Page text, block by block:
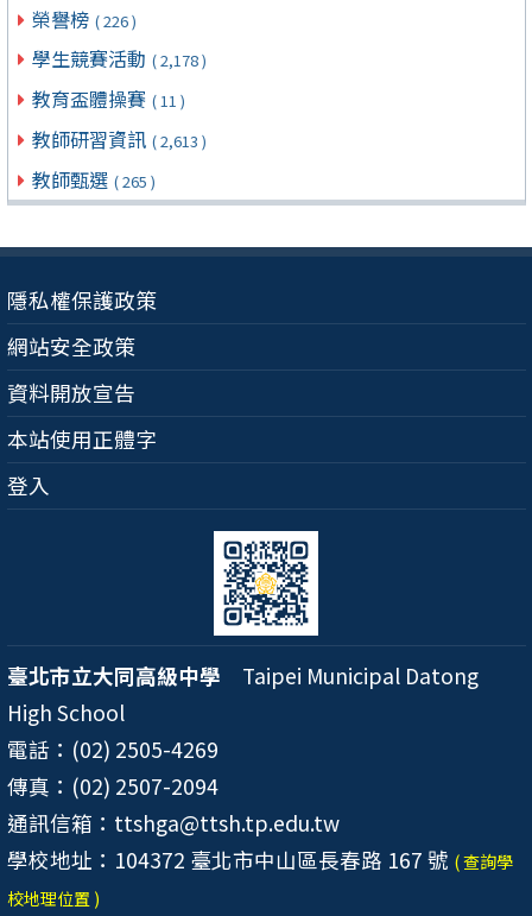
榮譽榜 ( 226 )
學生競賽活動 ( 2,178 )
教育盃體操賽 ( 11 )
教師研習資訊 ( 2,613 )
教師甄選 ( 265 )
隱私權保護政策
網站安全政策
資料開放宣告
本站使用正體字
登入
臺北市立大同高級中學 Taipei Municipal Datong
High School
電話：(02) 2505-4269
傳真：(02) 2507-2094
通訊信箱：ttshga@ttsh.tp.edu.tw
學校地址：104372 臺北市中山區長春路 167 號 ( 查詢學
校地理位置 )